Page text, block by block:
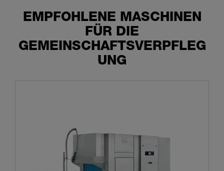
EMPFOHLENE MASCHINEN
FÜR DIE
GEMEINSCHAFTSVERPFLEG
UNG